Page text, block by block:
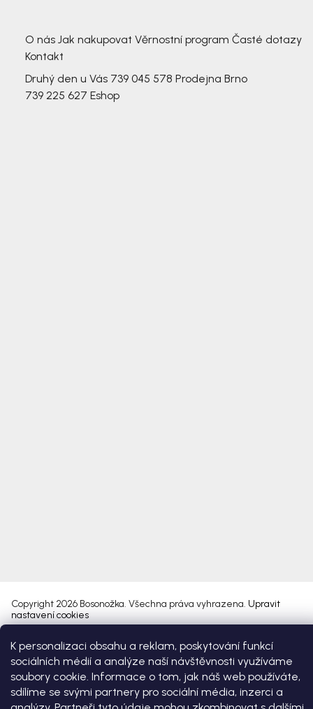
K personalizaci obsahu a reklam, poskytování funkcí
sociálních médií a analýze naší návštěvnosti využíváme
soubory cookie. Informace o tom, jak náš web používáte,
sdílíme se svými partnery pro sociální média, inzerci a
O nás Jak nakupovat Věrnostní program Časté dotazy
Kontakt
Druhý den u Vás 739 045 578 Prodejna Brno
739 225 627 Eshop
Vytvořil Shoptet Premium
Copyright 2026 Bosonožka. Všechna práva vyhrazena. Upravit
nastavení cookies